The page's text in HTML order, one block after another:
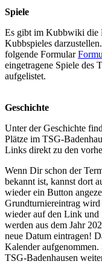
Spiele
Es gibt im Kubbwiki die
Kubbspieles
folgende Formular
eingetragene Spiele des
aufgelistet.
Geschichte
Unter der Geschichte
Plätze im TSG-
Links direkt zu den
Wenn Dir schon der
bekannt ist, kannst dort
wieder ein Button
Grundturniereintrag wird
wieder auf den Link und
werden aus dem Jahr
neue Datum eintragen!
Kalender aufgenommen.
TSG-Badenhausen